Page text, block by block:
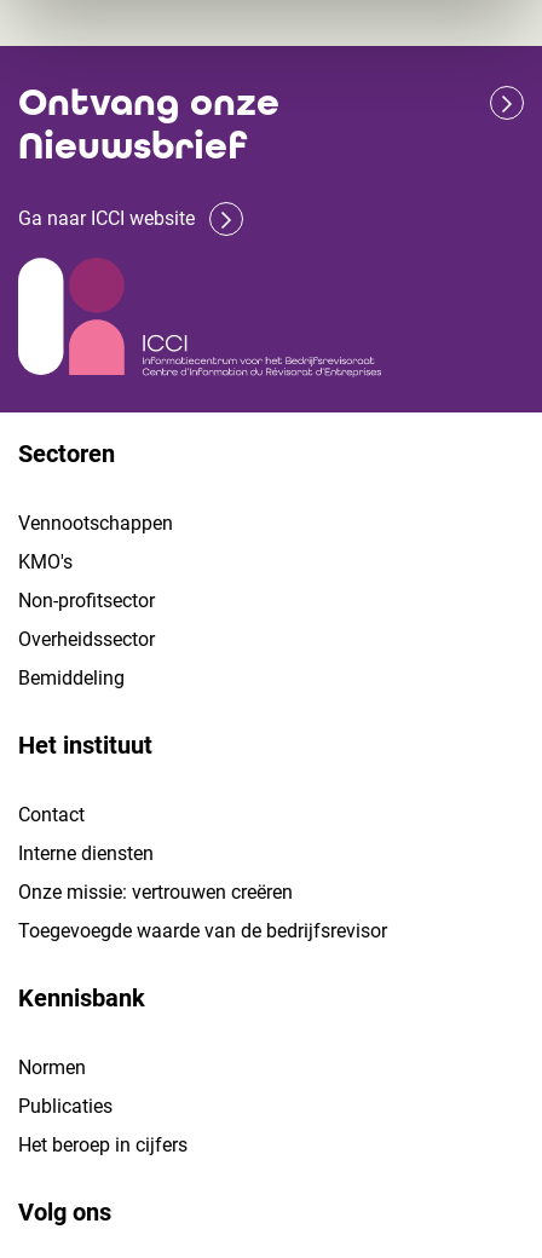
Ontvang onze
Nieuwsbrief
Ga naar ICCI website
Sectoren
Vennootschappen
KMO's
Non-profitsector
Overheidssector
Bemiddeling
Het instituut
Contact
Interne diensten
Onze missie: vertrouwen creëren
Toegevoegde waarde van de bedrijfsrevisor
Kennisbank
Normen
Publicaties
Het beroep in cijfers
Volg ons